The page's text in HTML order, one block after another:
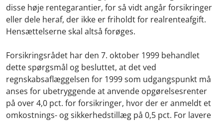
disse høje rentegarantier, for så vidt angår forsikringer
eller dele heraf, der ikke er friholdt for realrenteafgift.
Hensættelserne skal altså forøges.
Forsikringsrådet har den 7. oktober 1999 behandlet
dette spørgsmål og besluttet, at det ved
regnskabsaflæggelsen for 1999 som udgangspunkt må
anses for ubetryggende at anvende opgørelsesrenter
på over 4,0 pct. for forsikringer, hvor der er anmeldt et
omkostnings- og sikkerhedstillæg på 0,5 pct. For lavere